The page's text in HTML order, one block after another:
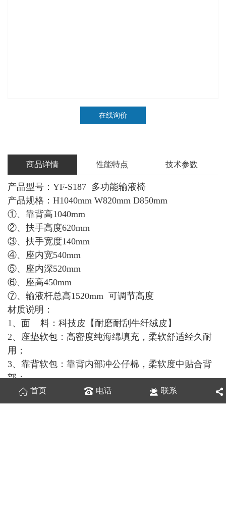
在线询价
商品详情 性能特点 技术参数
产品型号：YF-S187 多功能输液椅
产品规格：H1040mm W820mm D850mm
①、靠背高1040mm
②、扶手高度620mm
③、扶手宽度140mm
④、座内宽540mm
⑤、座内深520mm
⑥、座高450mm
⑦、输液杆总高1520mm 可调节高度
材质说明：
1、面 料：科技皮【耐磨耐刮牛纤绒皮】
2、座垫软包：高密度纯海绵填充，柔软舒适经久耐
用；
3、靠背软包：靠背内部冲公仔棉，柔软度中贴合背
部；
4、实木框架：多道工序处理，烘干、防霉处理、杀
虫、消毒等；
首页 电话 联系